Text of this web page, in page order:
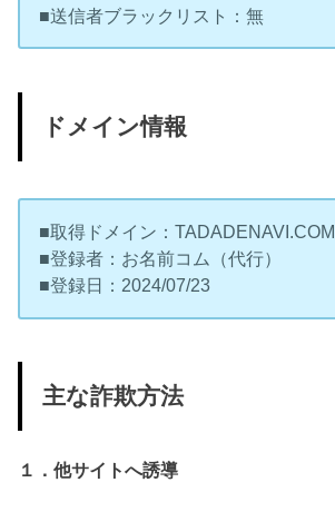
■送信者ブラックリスト：無
ドメイン情報
■取得ドメイン：TADADENAVI.COM
■登録者：お名前コム（代行）
■登録日：2024/07/23
主な詐欺方法
１．他サイトへ誘導